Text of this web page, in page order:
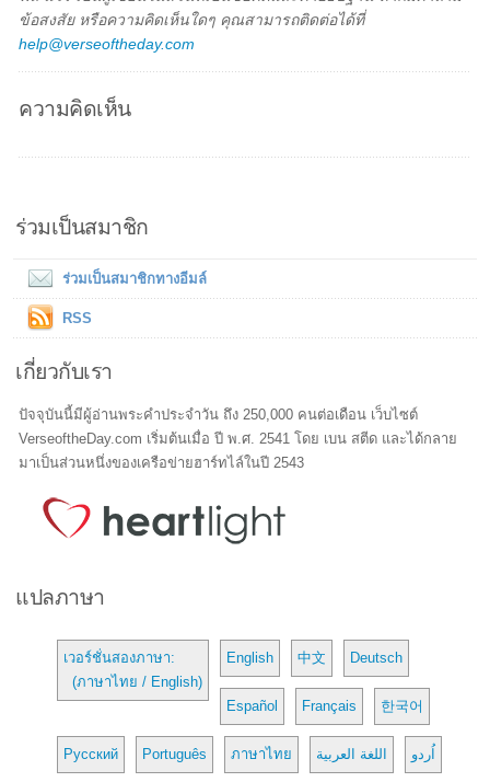
ข้อสงสัย หรือความคิดเห็นใดๆ คุณสามารถติดต่อได้ที่
help@verseoftheday.com
ความคิดเห็น
ร่วมเป็นสมาชิก
ร่วมเป็นสมาชิกทางอีมล์
RSS
เกี่ยวกับเรา
ปัจจุบันนี้มีผู้อ่านพระคำประจำวัน ถึง 250,000 คนต่อเดือน เว็บไซต์
VerseoftheDay.com เริ่มต้นเมื่อ ปี พ.ศ. 2541 โดย เบน สตีด และได้กลาย
มาเป็นส่วนหนึ่งของเครือข่ายฮาร์ทไล์ในปี 2543
แปลภาษา
เวอร์ชั่นสองภาษา:
(ภาษาไทย / English)
English 中文 Deutsch
Español Français 한국어
Русский Português ภาษาไทย اللغة العربية اُردو